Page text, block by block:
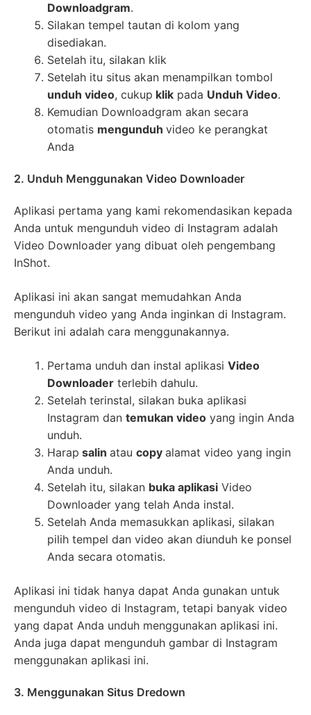
Downloadgram.
Silakan tempel tautan di kolom yang
disediakan.
Setelah itu, silakan klik
Setelah itu situs akan menampilkan tombol
unduh video, cukup klik pada Unduh Video.
Kemudian Downloadgram akan secara
otomatis mengunduh video ke perangkat
Anda
2. Unduh Menggunakan Video Downloader
Aplikasi pertama yang kami rekomendasikan kepada
Anda untuk mengunduh video di Instagram adalah
Video Downloader yang dibuat oleh pengembang
InShot.
Aplikasi ini akan sangat memudahkan Anda
mengunduh video yang Anda inginkan di Instagram.
Berikut ini adalah cara menggunakannya.
Pertama unduh dan instal aplikasi Video
Downloader terlebih dahulu.
Setelah terinstal, silakan buka aplikasi
Instagram dan temukan video yang ingin Anda
unduh.
Harap salin atau copy alamat video yang ingin
Anda unduh.
Setelah itu, silakan buka aplikasi Video
Downloader yang telah Anda instal.
Setelah Anda memasukkan aplikasi, silakan
pilih tempel dan video akan diunduh ke ponsel
Anda secara otomatis.
Aplikasi ini tidak hanya dapat Anda gunakan untuk
mengunduh video di Instagram, tetapi banyak video
yang dapat Anda unduh menggunakan aplikasi ini.
Anda juga dapat mengunduh gambar di Instagram
menggunakan aplikasi ini.
3. Menggunakan Situs Dredown